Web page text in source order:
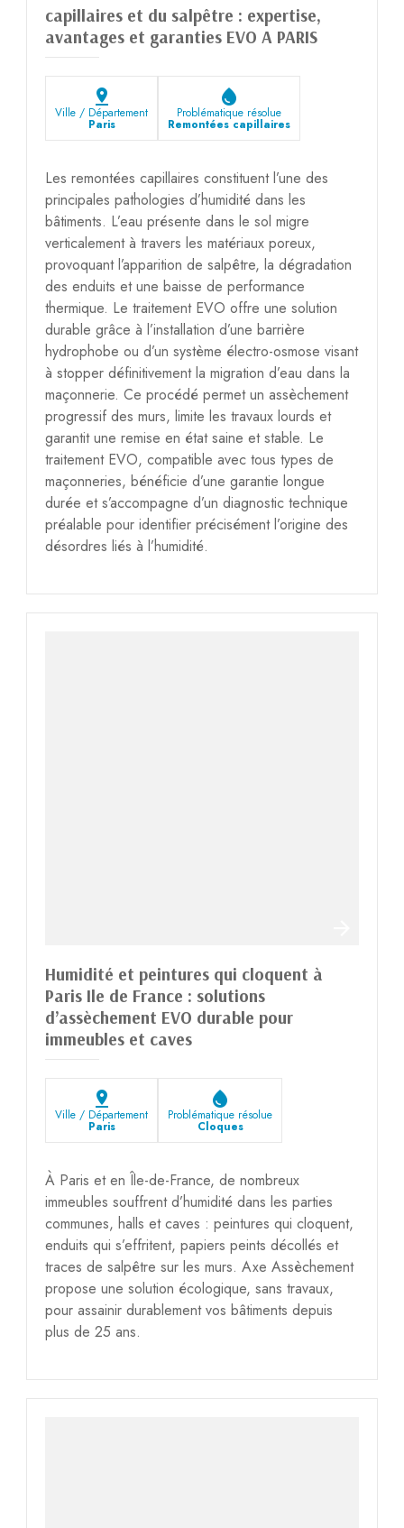
capillaires et du salpêtre : expertise,
avantages et garanties EVO A PARIS
pin_drop
Ville / Département
Paris
water_drop
Problématique résolue
Remontées capillaires
Les remontées capillaires constituent l’une des
principales pathologies d’humidité dans les
bâtiments. L’eau présente dans le sol migre
verticalement à travers les matériaux poreux,
provoquant l’apparition de salpêtre, la dégradation
des enduits et une baisse de performance
thermique. Le traitement EVO offre une solution
durable grâce à l’installation d’une barrière
hydrophobe ou d’un système électro-osmose visant
à stopper définitivement la migration d’eau dans la
maçonnerie. Ce procédé permet un assèchement
progressif des murs, limite les travaux lourds et
garantit une remise en état saine et stable. Le
traitement EVO, compatible avec tous types de
maçonneries, bénéficie d’une garantie longue
durée et s’accompagne d’un diagnostic technique
préalable pour identifier précisément l’origine des
désordres liés à l’humidité.
Humidité et peintures qui cloquent à
Paris Ile de France : solutions
d’assèchement EVO durable pour
immeubles et caves
pin_drop
Ville / Département
Paris
water_drop
Problématique résolue
Cloques
À Paris et en Île-de-France, de nombreux
immeubles souffrent d’humidité dans les parties
communes, halls et caves : peintures qui cloquent,
enduits qui s’effritent, papiers peints décollés et
traces de salpêtre sur les murs. Axe Assèchement
propose une solution écologique, sans travaux,
pour assainir durablement vos bâtiments depuis
plus de 25 ans.